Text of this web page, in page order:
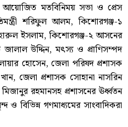
আয়োজিত মতবিনিময় সভা ও প্রেস
শরিফুল আলম, কিশোরগঞ্জ-১
ইসলাম, কিশোরগঞ্জ-২ আসনের
উদ্দিন, মৎস্য ও প্রাণিসম্পদ
হোসেন, জেলা পরিষদ প্রশাসক
জেলা প্রশাসক সোহানা নাসরিন
রহমানসহ প্রশাসনের ঊর্ধ্বতন
ও বিভিন্ন গণমাধ্যমের সাংবাদিকরা